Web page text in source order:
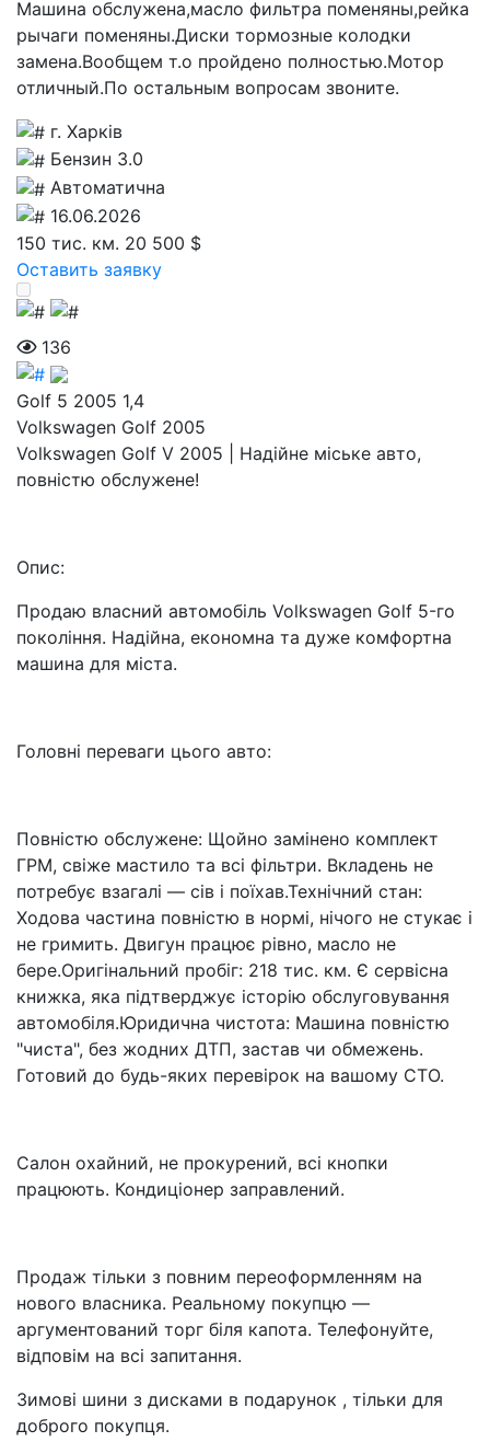
Машина обслужена,масло фильтра поменяны,рейка
рычаги поменяны.Диски тормозные колодки
замена.Вообщем т.о пройдено полностью.Мотор
отличный.По остальным вопросам звоните.
г. Харків
Бензин 3.0
Автоматична
16.06.2026
150 тис. км. 20 500 $
Оставить заявку
136
Golf 5 2005 1,4
Volkswagen Golf 2005
Volkswagen Golf V 2005 | Надійне міське авто,
повністю обслужене!
Опис:
Продаю власний автомобіль Volkswagen Golf 5-го
покоління. Надійна, економна та дуже комфортна
машина для міста.
Головні переваги цього авто:
Повністю обслужене: Щойно замінено комплект
ГРМ, свіже мастило та всі фільтри. Вкладень не
потребує взагалі — сів і поїхав.Технічний стан:
Ходова частина повністю в нормі, нічого не стукає і
не гримить. Двигун працює рівно, масло не
бере.Оригінальний пробіг: 218 тис. км. Є сервісна
книжка, яка підтверджує історію обслуговування
автомобіля.Юридична чистота: Машина повністю
"чиста", без жодних ДТП, застав чи обмежень.
Готовий до будь-яких перевірок на вашому СТО.
Салон охайний, не прокурений, всі кнопки
працюють. Кондиціонер заправлений.
Продаж тільки з повним переоформленням на
нового власника. Реальному покупцю —
аргументований торг біля капота. Телефонуйте,
відповім на всі запитання.
Зимові шини з дисками в подарунок , тільки для
доброго покупця.